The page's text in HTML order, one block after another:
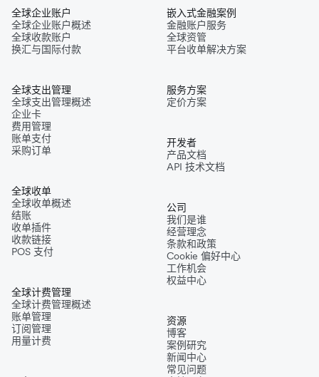
全球企业账户
全球企业账户概述
全球收款账户
换汇与国际付款
全球支出管理
全球支出管理概述
企业卡
费用管理
账单支付
采购订单
全球收单
全球收单概述
结账
收单插件
收款链接
POS 支付
全球计费管理
全球计费管理概述
账单管理
订阅管理
用量计费
嵌入式金融案例
金融账户服务
全球资管
平台收单解决方案
服务方案
定价方案
开发者
产品文档
API 技术文档
公司
我们是谁
经营理念
条款和政策
Cookie 偏好中心
工作机会
权益中心
资源
博客
案例研究
新闻中心
常见问题